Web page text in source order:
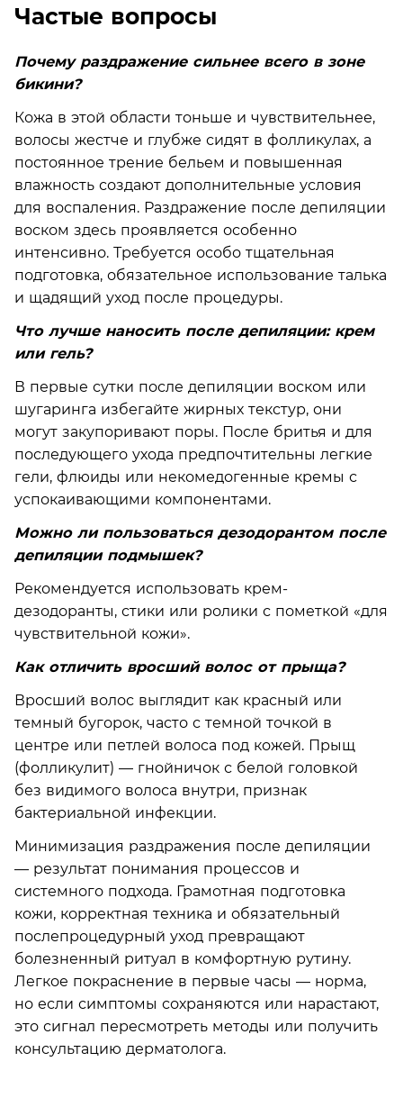
Частые вопросы
Почему раздражение сильнее всего в зоне
бикини?
Кожа в этой области тоньше и чувствительнее,
волосы жестче и глубже сидят в фолликулах, а
постоянное трение бельем и повышенная
влажность создают дополнительные условия
для воспаления. Раздражение после депиляции
воском здесь проявляется особенно
интенсивно. Требуется особо тщательная
подготовка, обязательное использование талька
и щадящий уход после процедуры.
Что лучше наносить после депиляции: крем
или гель?
В первые сутки после депиляции воском или
шугаринга избегайте жирных текстур, они
могут закупоривают поры. После бритья и для
последующего ухода предпочтительны легкие
гели, флюиды или некомедогенные кремы с
успокаивающими компонентами.
Можно ли пользоваться дезодорантом после
депиляции подмышек?
Рекомендуется использовать крем-
дезодоранты, стики или ролики с пометкой «для
чувствительной кожи».
Как отличить вросший волос от прыща?
Вросший волос выглядит как красный или
темный бугорок, часто с темной точкой в
центре или петлей волоса под кожей. Прыщ
(фолликулит) — гнойничок с белой головкой
без видимого волоса внутри, признак
бактериальной инфекции.
Минимизация раздражения после депиляции
— результат понимания процессов и
системного подхода. Грамотная подготовка
кожи, корректная техника и обязательный
послепроцедурный уход превращают
болезненный ритуал в комфортную рутину.
Легкое покраснение в первые часы — норма,
но если симптомы сохраняются или нарастают,
это сигнал пересмотреть методы или получить
консультацию дерматолога.